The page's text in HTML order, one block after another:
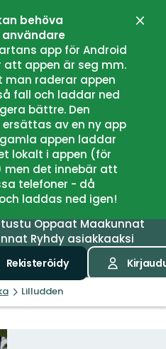
behöva
app för Android
appen är seg mm.
man raderar appen
fall och laddar ned
bättre. Den
av en ny app
appen laddar
lokalt i appen (för
det innebär att
telefoner - då
laddas ned igen!
Sulje
OppaatMaakunnat
Ryhdy asiakkaaksi
Rekisteröidy
Lilludden